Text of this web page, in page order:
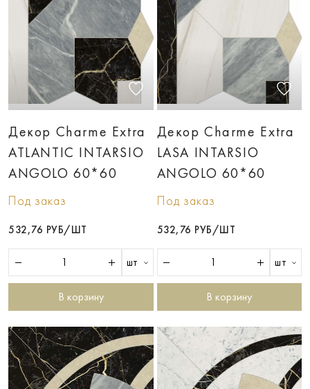
Декор Charme Extra
ATLANTIC INTARSIO
ANGOLO 60*60
Под заказ
532,76 РУБ/ШТ
шт
В корзину
Декор Charme Extra
LASA INTARSIO
ANGOLO 60*60
Под заказ
532,76 РУБ/ШТ
шт
В корзину